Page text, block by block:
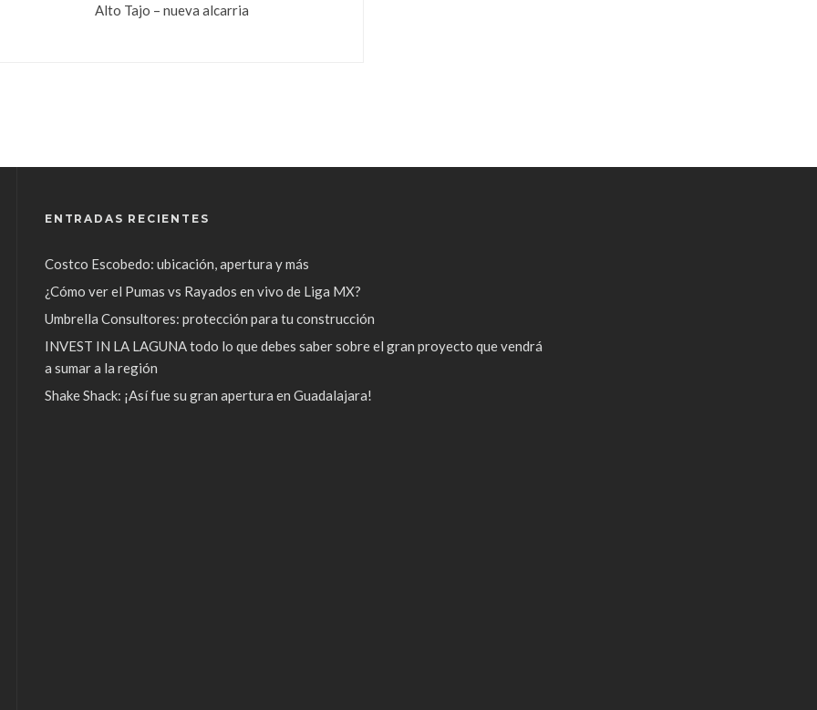
Alto Tajo – nueva alcarria
ENTRADAS RECIENTES
Costco Escobedo: ubicación, apertura y más
¿Cómo ver el Pumas vs Rayados en vivo de Liga MX?
Umbrella Consultores: protección para tu construcción
INVEST IN LA LAGUNA todo lo que debes saber sobre el gran proyecto que vendrá
a sumar a la región
Shake Shack: ¡Así fue su gran apertura en Guadalajara!